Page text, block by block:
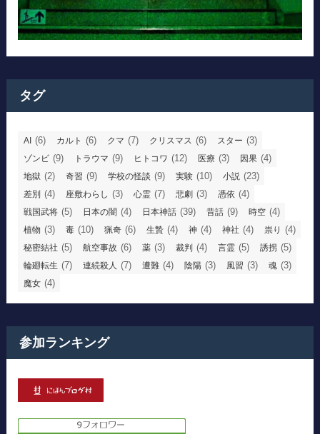
タグ
AI (6) カルト (6) クマ (7) クリスマス (6) スター (3)
ゾンビ (9) トラウマ (9) ヒトコワ (12) 医療 (3) 因果 (4)
地獄 (2) 奇習 (9) 学校の怪談 (9) 実験 (10) 小説 (23)
差別 (4) 座敷わらし (3) 心霊 (7) 悲劇 (3) 憑依 (4)
戦国武将 (5) 日本の闇 (4) 日本神話 (39) 昔話 (9) 時空 (4)
植物 (3) 毒 (10) 猟奇 (6) 生贄 (4) 神 (4) 神社 (4) 祟り (4)
秘密結社 (5) 航空事故 (6) 薬 (3) 裁判 (4) 言霊 (5) 誘拐 (5)
輪廻転生 (7) 連続殺人 (7) 遭難 (4) 陰陽 (3) 風習 (3) 魂 (3)
魔女 (4)
参加ランキング